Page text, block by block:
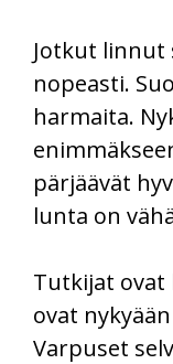
Jotkut linnut
nopeasti.
harmaita.
pärjäävät
lunta on
Tutkijat ovat
ovat
Varpuset